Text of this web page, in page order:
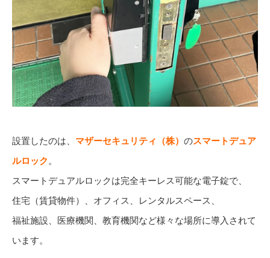
設置したのは、 マザーセキュリティ（株） のスマートデュア
ルロック 。
スマートデュアルロックは完全キーレス可能な電子錠で、
住宅（賃貸物件）、オフィス、レンタルスペース、
福祉施設、医療機関、教育機関など様々な場所に導入されて
います。